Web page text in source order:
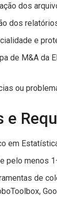
dos
dos
e
de M&A da
ou
e
em
pelo menos
de